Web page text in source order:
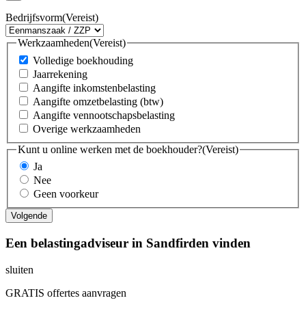
Bedrijfsvorm(Vereist)
Werkzaamheden(Vereist)
Volledige boekhouding
Jaarrekening
Aangifte inkomstenbelasting
Aangifte omzetbelasting (btw)
Aangifte vennootschapsbelasting
Overige werkzaamheden
Kunt u online werken met de boekhouder?(Vereist)
Ja
Nee
Geen voorkeur
Een belastingadviseur in Sandfirden vinden
sluiten
GRATIS offertes aanvragen